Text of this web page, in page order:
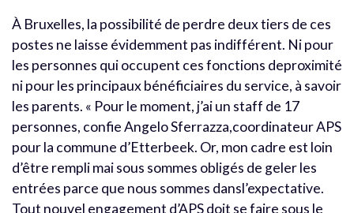
À Bruxelles, la possibilité de perdre deux tiers de ces
postes ne laisse évidemment pas indifférent. Ni pour
les personnes qui occupent ces fonctions deproximité
ni pour les principaux bénéficiaires du service, à savoir
les parents. « Pour le moment, j’ai un staff de 17
personnes, confie Angelo Sferrazza,coordinateur APS
pour la commune d’Etterbeek. Or, mon cadre est loin
d’être rempli mai sous sommes obligés de geler les
entrées parce que nous sommes dansl’expectative.
Tout nouvel engagement d’APS doit se faire sous le